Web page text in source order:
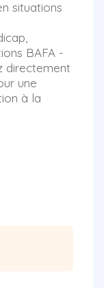
situations
BAFA -
directement
une
à la